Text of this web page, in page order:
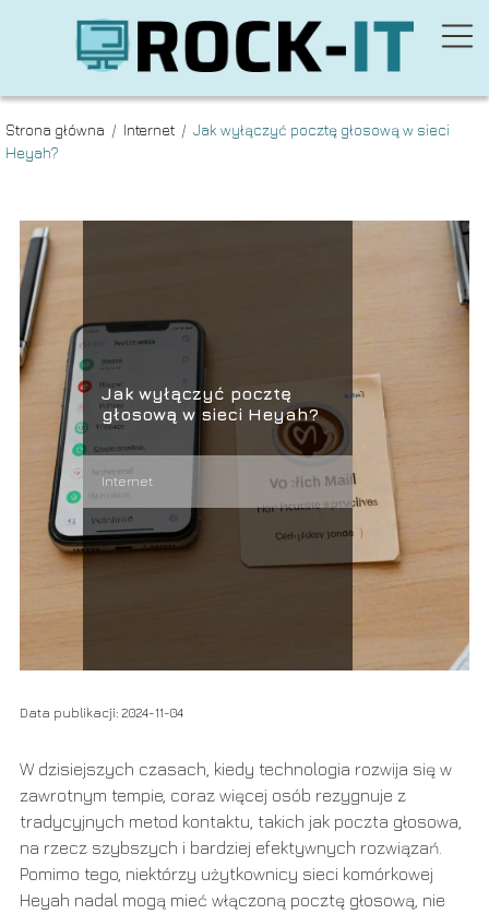
Strona główna / Internet / Jak wyłączyć pocztę głosową w sieci
Heyah?
Jak wyłączyć pocztę
głosową w sieci Heyah?
Internet
Data publikacji: 2024-11-04
W dzisiejszych czasach, kiedy technologia rozwija się w
zawrotnym tempie, coraz więcej osób rezygnuje z
tradycyjnych metod kontaktu, takich jak poczta głosowa,
na rzecz szybszych i bardziej efektywnych rozwiązań.
Pomimo tego, niektórzy użytkownicy sieci komórkowej
Heyah nadal mogą mieć włączoną pocztę głosową, nie